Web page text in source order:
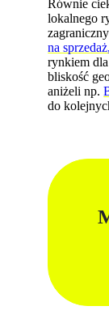
Równie
lokalnego
na
rynkiem
bliskość
aniżeli np.
do